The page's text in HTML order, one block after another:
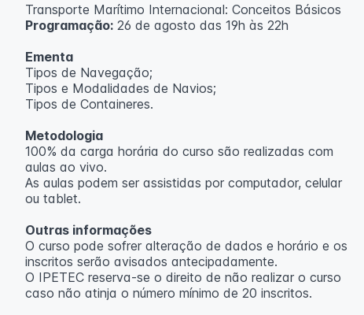
Transporte Marítimo Internacional: Conceitos Básicos
Programação: 26 de agosto das 19h às 22h
Ementa
Tipos de Navegação;
Tipos e Modalidades de Navios;
Tipos de Containeres.
Metodologia
100% da carga horária do curso são realizadas com
aulas ao vivo.
As aulas podem ser assistidas por computador, celular
ou tablet.
Outras informações
O curso pode sofrer alteração de dados e horário e os
inscritos serão avisados ​​antecipadamente.
O IPETEC reserva-se o direito de não realizar o curso
caso não atinja o número mínimo de 20 inscritos.